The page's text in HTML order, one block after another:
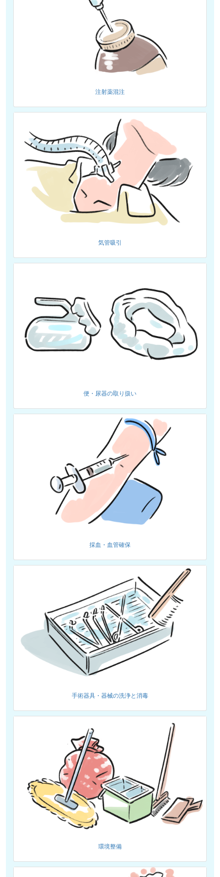
注射薬混注
気管吸引
便・尿器の取り扱い
採血・血管確保
手術器具・器械の洗浄と消毒
環境整備